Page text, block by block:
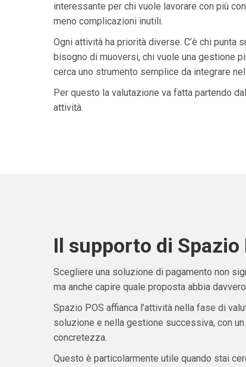
interessante per chi vuole lavorare con più
meno complicazioni inutili.
Ogni attività ha priorità diverse. C’è chi punta
bisogno di muoversi, chi vuole una gestione
cerca uno strumento semplice da integrare
Per questo la valutazione va fatta partendo
attività.
Il supporto di Spazio
Scegliere una soluzione di pagamento non
ma anche capire quale proposta abbia
Spazio POS affianca l’attività nella fase di
soluzione e nella gestione successiva, con
concretezza.
Questo è particolarmente utile quando stai